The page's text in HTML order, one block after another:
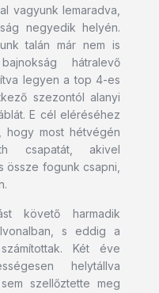
vagyunk lemaradva,
negyedik helyén.
talán már nem is
hátralevő
legyen a top 4-es
szezontól alanyi
E cél eléréséhez
hogy most hétvégén
csapatát, akivel
össze fogunk csapni,
követő harmadik
s eddig a
Két éve
helytállva
szellőztette meg